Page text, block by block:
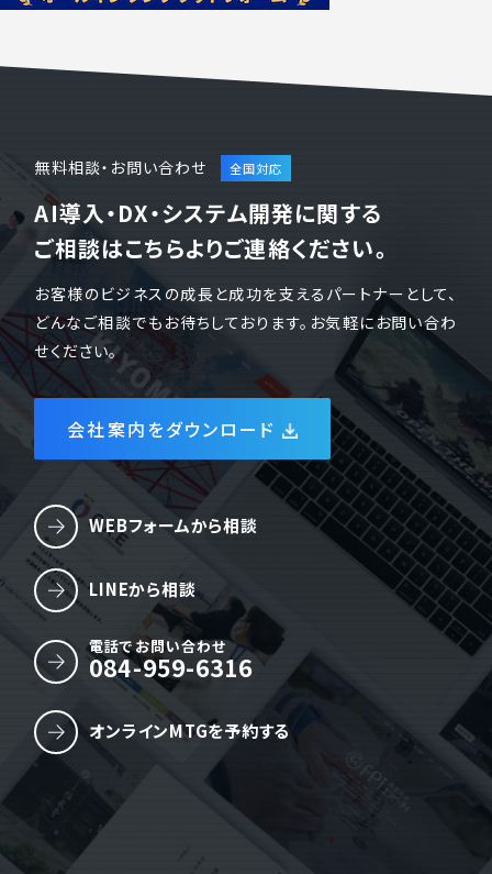
無料相談・お問い合わせ
AI導入・DX・システム開発に関する
ご相談はこちらよりご連絡ください。
お客様のビジネスの成長と成功を支えるパートナーとして、
どんなご相談でもお待ちしております。お気軽にお問い合わ
せください。
会社案内をダウンロード
WEBフォームから相談
LINEから相談
電話でお問い合わせ
084-959-6316
オンラインMTGを予約する